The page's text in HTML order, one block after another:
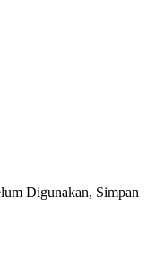
Digunakan, Simpan